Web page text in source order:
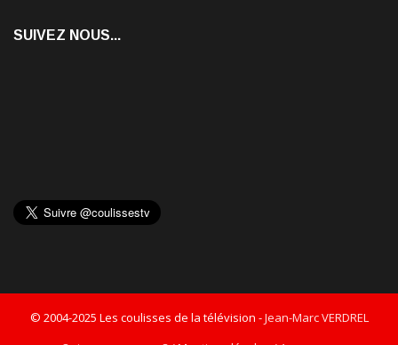
SUIVEZ NOUS...
© 2004-2025 Les coulisses de la télévision -Jean-Marc VERDREL